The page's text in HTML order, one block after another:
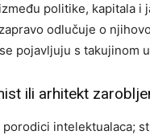
politike, kapitala i
odlučuje o
pojavljuju s takujinom
ili arhitekt
porodici intelektualaca;